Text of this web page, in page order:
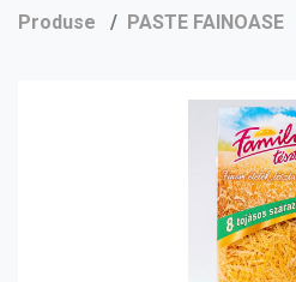
Produse PASTE FAINOASE